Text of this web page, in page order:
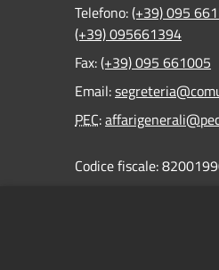
Telefono:(+39) 095
(+39) 095661394
Fax:(+39) 095 661005
Email:
PEC:
Codice fiscale: